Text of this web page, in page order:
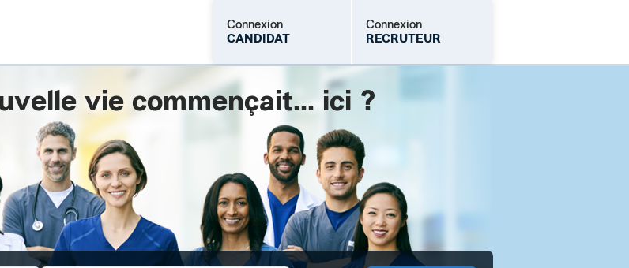
Connexion
CANDIDAT
Connexion
RECRUTEUR
M'inscrire Mot de passe oublié
vie commençait... ici ?